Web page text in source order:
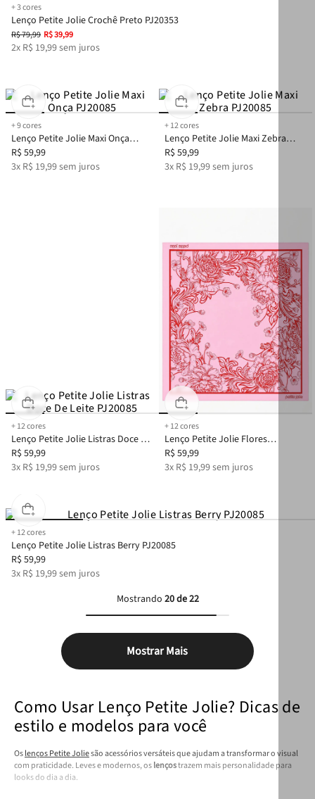
+3cores
Lenço Petite Jolie Crochê Preto PJ20353
R$79,99 R$39,99
2x R$ 19,99sem juros
+9cores
Lenço Petite Jolie Maxi Onça
PJ20085
R$ 59,99
3x R$ 19,99sem juros
+12cores
Lenço Petite Jolie Maxi Zebra
PJ20085
R$ 59,99
3x R$ 19,99sem juros
+12cores
Lenço Petite Jolie Listras Doce De
Leite PJ20085
R$ 59,99
3x R$ 19,99sem juros
+12cores
Lenço Petite Jolie Flores
Chiclete/Tomate PJ20085
R$ 59,99
3x R$ 19,99sem juros
+12cores
Lenço Petite Jolie Listras Berry PJ20085
R$ 59,99
3x R$ 19,99sem juros
Mostrando 20 de 22
Mostrar Mais
Como Usar Lenço Petite Jolie? Dicas de
estilo e modelos para você
Oslenços Petite Joliesão acessórios versáteis que ajudam a transformar o visual
com praticidade. Leves e modernos, oslençostrazem mais personalidade para
looks do dia a dia.